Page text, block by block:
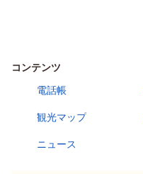
コンテンツ
電話帳
観光マップ
ニュース